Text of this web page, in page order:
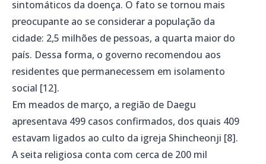
sintomáticos da doença. O fato se tornou mais
preocupante ao se considerar a população da
cidade: 2,5 milhões de pessoas, a quarta maior do
país. Dessa forma, o governo recomendou aos
residentes que permanecessem em isolamento
social [12].
Em meados de março, a região de Daegu
apresentava 499 casos confirmados, dos quais 409
estavam ligados ao culto da igreja Shincheonji [8].
A seita religiosa conta com cerca de 200 mil